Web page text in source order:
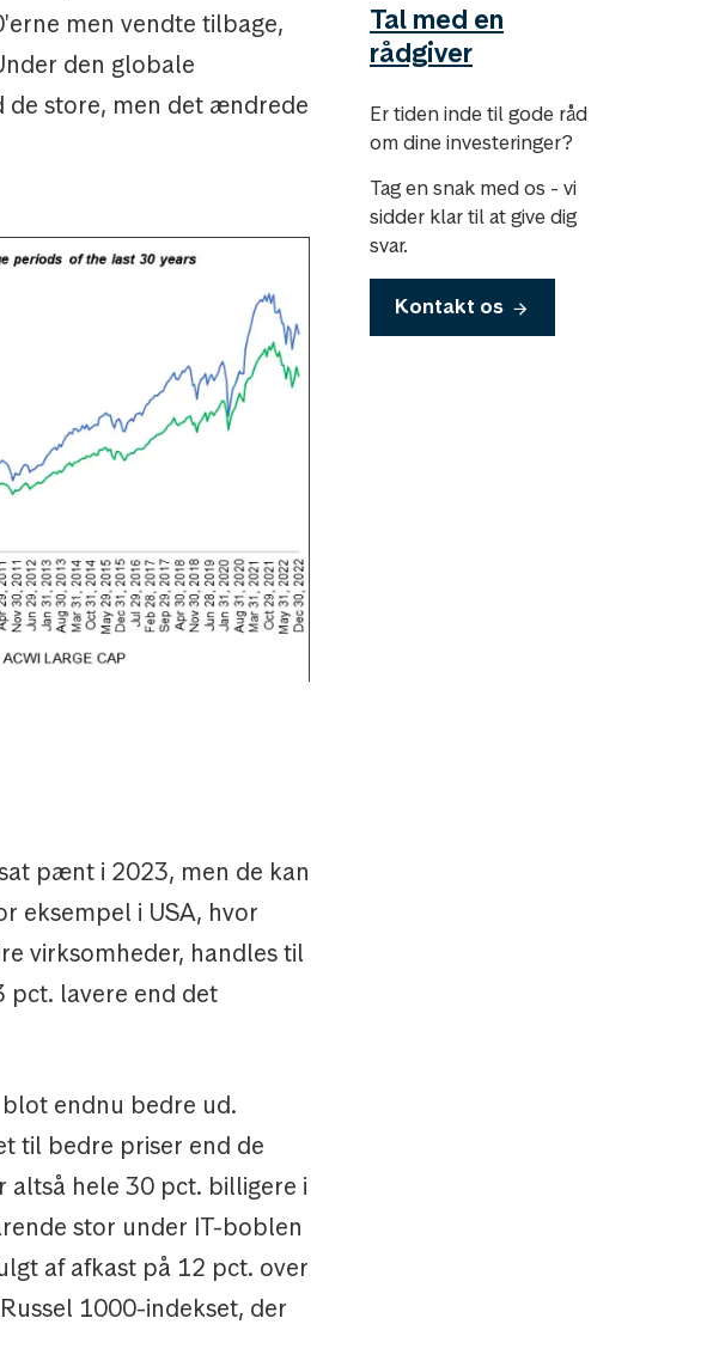
men vendte tilbage,
den globale
de store, men det ændrede
pænt i 2023, men de kan
eksempel i USA, hvor
virksomheder, handles til
pct. lavere end det
endnu bedre ud.
til bedre priser end de
altså hele 30 pct. billigere i
stor under IT-boblen
af afkast på 12 pct. over
1000-indekset, der
Tal med en
rådgiver
Er tiden inde til gode råd
om dine investeringer?
Tag en snak med os - vi
sidder klar til at give dig
svar.
Kontakt os